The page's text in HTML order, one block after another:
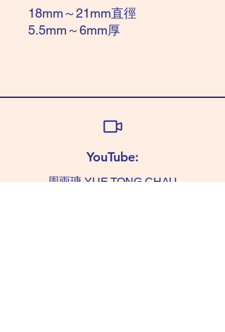
18mm～21mm直徑
5.5mm～6mm厚
YouTube:
周雨瑭 YUE TONG CHAU